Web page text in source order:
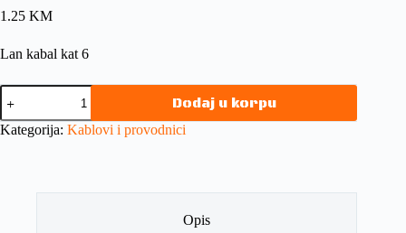
1.25 KM
Lan kabal kat 6
Dodaj u korpu
Kategorija: Kablovi i provodnici
Opis